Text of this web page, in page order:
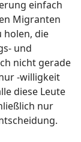
einfach
Migranten
holen, die
und
nicht gerade
-willigkeit
diese Leute
nur